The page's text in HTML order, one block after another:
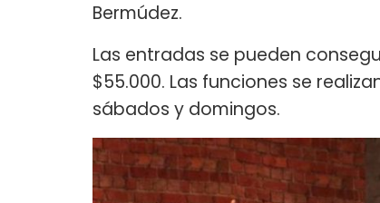
Bermúdez.
Las entradas se pueden
$55.000. Las funciones se
sábados y domingos.